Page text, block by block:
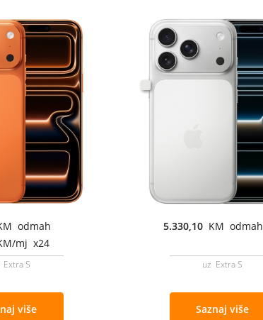
odmah
mj x24
Extra S
više
5.330,10 KM odmah
uz Extra S
Saznaj više